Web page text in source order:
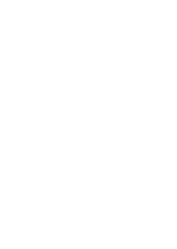
hod.)